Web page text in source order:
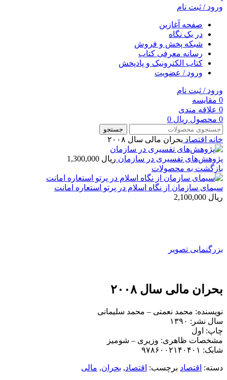
ورود / ثبت نام
صفحه آغازین
در یک نگاه
شبکه پخش و فروش
رسانه معرفی کتاب
کتاب الکترونیک و پادپخش
ورود / عضویت
ورود / ثبت نام
0 مقایسه
0 علاقه مندی
0 محصول ریال
جستجو
خانه اقتصاد بحران مالی سال ۲۰۰۸
پژوهش‌های تفسیری در سازمان ریال
بازگشت به محصولات
سیمای سازمان از نگاه اسلام در پرتو استعاره امانت
ریال
بزرگنمایی تصویر
بحران مالی سال ۲۰۰۸
نویسنده: محمد نعمتی – محمد سلیمانی
سال نشر: ۱۳۹۰
چاپ: اول
مشخصات ظاهری: وزیری – شومیز
شابک: ۹۷۸۶۰۰۲۱۴۰۴۰۱
دسته: اقتصاد برچسب: اقتصاد, بحران, مالی